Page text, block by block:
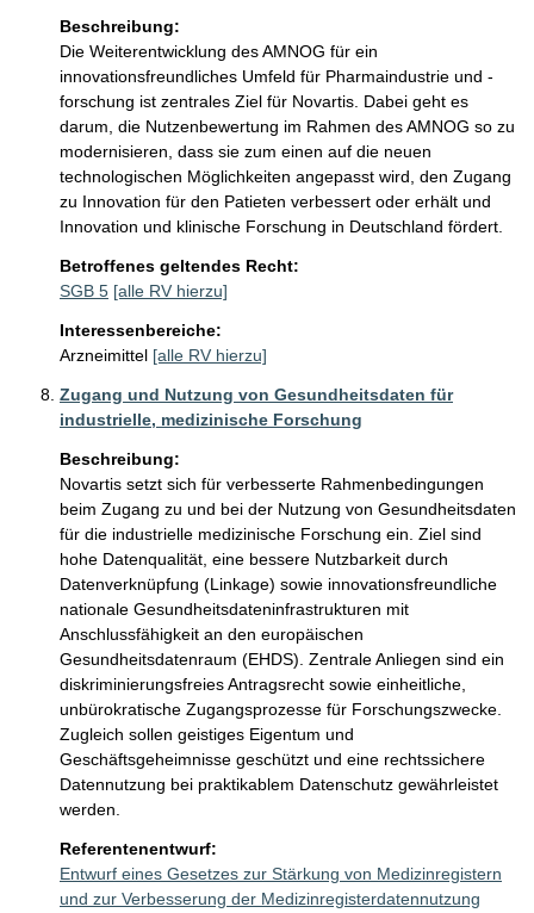
Beschreibung:
Die Weiterentwicklung des AMNOG für ein
innovationsfreundliches Umfeld für Pharmaindustrie und -
forschung ist zentrales Ziel für Novartis. Dabei geht es
darum, die Nutzenbewertung im Rahmen des AMNOG so zu
modernisieren, dass sie zum einen auf die neuen
technologischen Möglichkeiten angepasst wird, den Zugang
zu Innovation für den Patieten verbessert oder erhält und
Innovation und klinische Forschung in Deutschland fördert.
Betroffenes geltendes Recht:
SGB 5 [alle RV hierzu]
Interessenbereiche:
Arzneimittel [alle RV hierzu]
Zugang und Nutzung von Gesundheitsdaten für
industrielle, medizinische Forschung
Beschreibung:
Novartis setzt sich für verbesserte Rahmenbedingungen
beim Zugang zu und bei der Nutzung von Gesundheitsdaten
für die industrielle medizinische Forschung ein. Ziel sind
hohe Datenqualität, eine bessere Nutzbarkeit durch
Datenverknüpfung (Linkage) sowie innovationsfreundliche
nationale Gesundheitsdateninfrastrukturen mit
Anschlussfähigkeit an den europäischen
Gesundheitsdatenraum (EHDS). Zentrale Anliegen sind ein
diskriminierungsfreies Antragsrecht sowie einheitliche,
unbürokratische Zugangsprozesse für Forschungszwecke.
Zugleich sollen geistiges Eigentum und
Geschäftsgeheimnisse geschützt und eine rechtssichere
Datennutzung bei praktikablem Datenschutz gewährleistet
werden.
Referentenentwurf:
Entwurf eines Gesetzes zur Stärkung von Medizinregistern
und zur Verbesserung der Medizinregisterdatennutzung